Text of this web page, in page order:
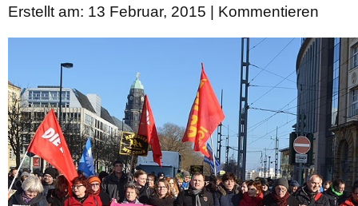
Erstellt am: 13 Februar, 2015 | Kommentieren